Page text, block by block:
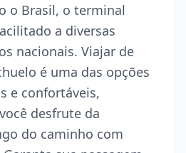
o Brasil, o terminal
a diversas
nacionais. Viajar de
é uma das opções
e confortáveis,
desfrute da
do caminho com